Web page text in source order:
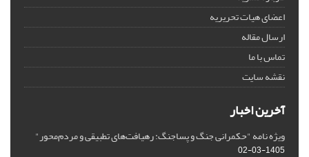
اعضای هیات تحریریه
ارسال مقاله
تماس با ما
نقشه سایت
آخرین اخبار
ویژه نامه "حکمرانی جنگ و پساجنگ: رهیافت‌های تطبیقی و مردم‌محور"
1405-03-02